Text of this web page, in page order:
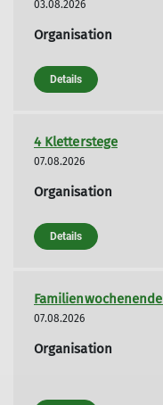
03.08.2026
Organisation
Details
4 Kletterstege
07.08.2026
Organisation
Details
07.08.2026
Organisation